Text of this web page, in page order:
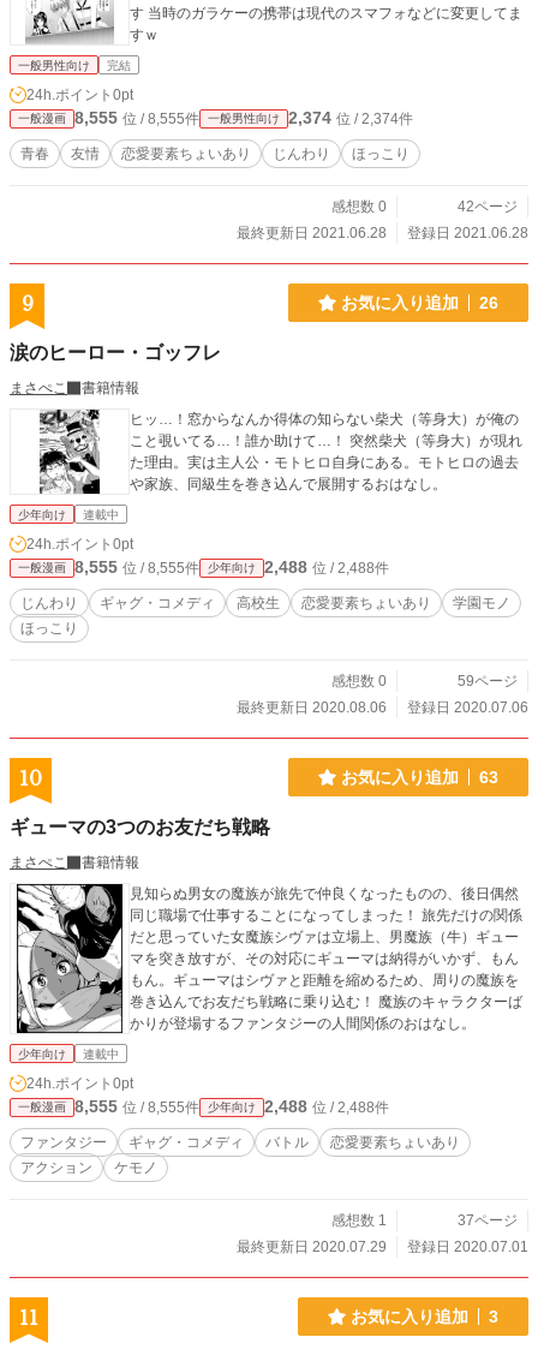
す 当時のガラケーの携帯は現代のスマフォなどに変更してま
すｗ
一般男性向け 完結
24h.ポイント 0pt
一般漫画 8,555 位 / 8,555件 一般男性向け 2,374 位 / 2,374件
青春 友情 恋愛要素ちょいあり じんわり ほっこり
感想数 0
42ページ
最終更新日 2021.06.28
登録日 2021.06.28
9 お気に入り追加 26
涙のヒーロー・ゴッフレ
まさぺこ
書籍情報
ヒッ…！窓からなんか得体の知らない柴犬（等身大）が俺の
こと覗いてる…！誰か助けて…！ 突然柴犬（等身大）が現れ
た理由。実は主人公・モトヒロ自身にある。モトヒロの過去
や家族、同級生を巻き込んで展開するおはなし。
少年向け 連載中
24h.ポイント 0pt
一般漫画 8,555 位 / 8,555件 少年向け 2,488 位 / 2,488件
じんわり ギャグ・コメディ 高校生 恋愛要素ちょいあり
学園モノ
ほっこり
感想数 0
59ページ
最終更新日 2020.08.06
登録日 2020.07.06
10 お気に入り追加 63
ギューマの3つのお友だち戦略
まさぺこ
書籍情報
見知らぬ男女の魔族が旅先で仲良くなったものの、後日偶然
同じ職場で仕事することになってしまった！ 旅先だけの関係
だと思っていた女魔族シヴァは立場上、男魔族（牛）ギュー
マを突き放すが、その対応にギューマは納得がいかず、もん
もん。ギューマはシヴァと距離を縮めるため、周りの魔族を
巻き込んでお友だち戦略に乗り込む！ 魔族のキャラクターば
かりが登場するファンタジーの人間関係のおはなし。
少年向け 連載中
24h.ポイント 0pt
一般漫画 8,555 位 / 8,555件 少年向け 2,488 位 / 2,488件
ファンタジー ギャグ・コメディ バトル
恋愛要素ちょいあり
アクション
ケモノ
感想数 1
37ページ
最終更新日 2020.07.29
登録日 2020.07.01
11 お気に入り追加 3